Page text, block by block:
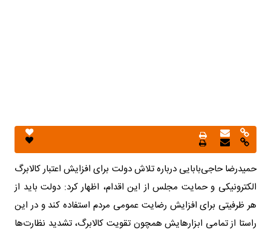
حمیدرضا حاجی‌بابایی درباره تلاش دولت برای افزایش اعتبار کالابرگ
الکترونیکی و حمایت مجلس از این اقدام، اظهار کرد: دولت باید از
هر ظرفیتی برای افزایش رضایت عمومی مردم استفاده کند و در این
راستا از تمامی ابزارهایش همچون تقویت کالابرگ، تشدید نظارت‌ها